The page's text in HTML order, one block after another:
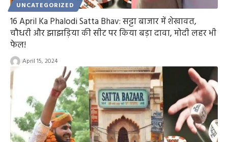
UNCATEGORIZED
16 April Ka Phalodi Satta Bhav: सट्टा बाजार में शेखावत,
चौधरी और झाझड़िया की सीट पर किया बड़ा दावा, मोदी लहर भी
फेल!
April 15, 2024